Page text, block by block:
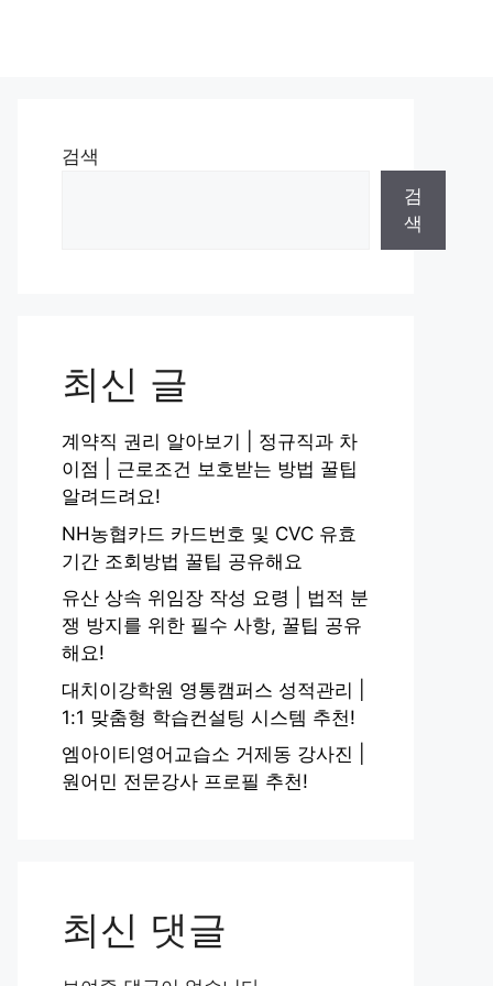
검색
검
색
최신 글
계약직 권리 알아보기 | 정규직과 차
이점 | 근로조건 보호받는 방법 꿀팁
알려드려요!
NH농협카드 카드번호 및 CVC 유효
기간 조회방법 꿀팁 공유해요
유산 상속 위임장 작성 요령 | 법적 분
쟁 방지를 위한 필수 사항, 꿀팁 공유
해요!
대치이강학원 영통캠퍼스 성적관리 |
1:1 맞춤형 학습컨설팅 시스템 추천!
엠아이티영어교습소 거제동 강사진 |
원어민 전문강사 프로필 추천!
최신 댓글